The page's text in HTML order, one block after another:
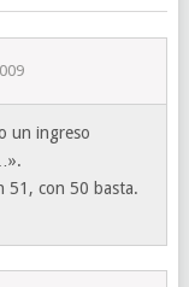
un ingreso
51, con 50 basta.